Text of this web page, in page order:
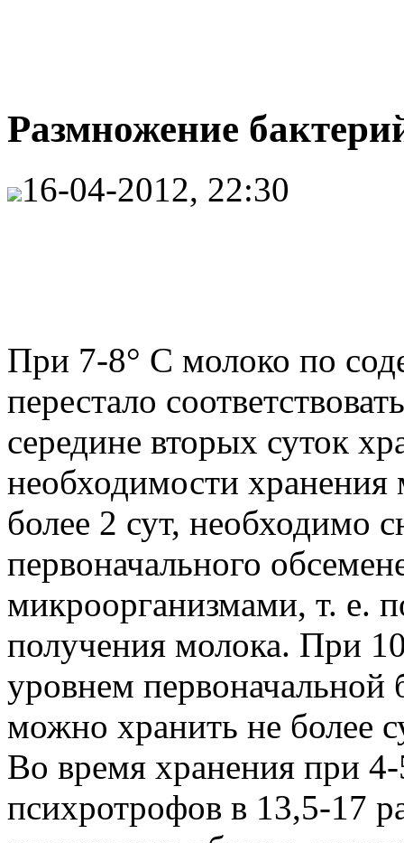
Размножение
16-04-2012, 22:30
При 7-8° С молоко по
перестало
середине вторых суток
необходимости хранения
более 2 сут, необходимо
первоначального
микроорганизмами, т. е.
получения молока. При
уровнем первоначальной
можно хранить не более
Во время хранения при
психротрофов в 13,5-17